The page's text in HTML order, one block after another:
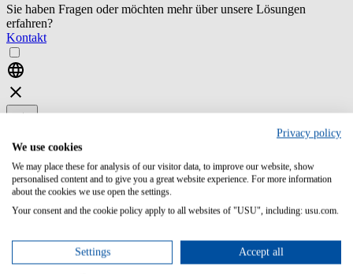
Sie haben Fragen oder möchten mehr über unsere Lösungen
erfahren?
Kontakt
categ000000000003481
ST71-1 USU IT
Monitoring
administrators of the USU IT Monitoring to familiarize
themselves with the essential understanding of how USU IT
Monitoring works.
Privacy policy
We use cookies
We may place these for analysis of our visitor data, to improve our website, show
personalised content and to give you a great website experience. For more information
about the cookies we use open the settings.
Your consent and the cookie policy apply to all websites of "USU", including: usu.com.
Settings Accept all